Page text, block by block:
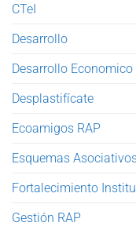
CTeI
Desarrollo
Desarrollo Economico
Desplastifícate
Ecoamigos RAP
Esquemas
Fortalecimiento
Gestión RAP